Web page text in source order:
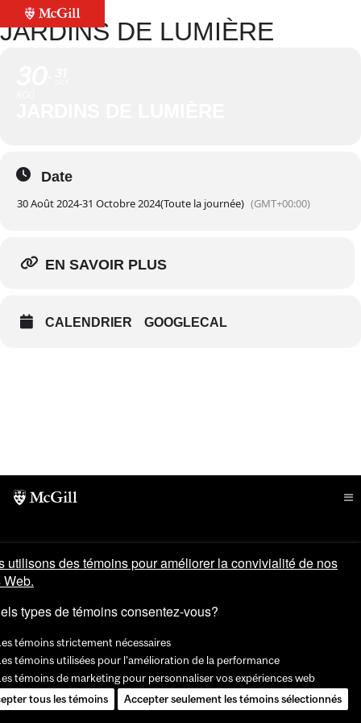
JARDINS DE LUMIÈRE
Date
30 Août 2024-31 Octobre 2024(Toute la journée) (GMT+00:00)
EN SAVOIR PLUS
CALENDRIER GOOGLECAL
utilisons des témoins pour améliorer la convivialité de nos
types de témoins consentez-vous?
témoins strictement nécessaires
témoins utilisées pour l'amélioration de la performance
témoins de marketing pour personnaliser vos expériences web
tous les témoins
Accepter seulement les témoins sélectionnés